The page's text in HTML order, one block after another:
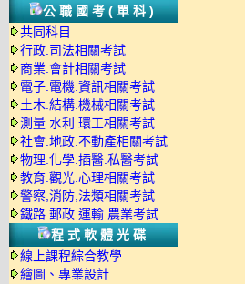
公職國考(單科)
共同科目
行政.司法相關考試
商業.會計相關考試
電子.電機.資訊相關考試
土木.結構.機械相關考試
測量.水利.環工相關考試
社會.地政.不動產相關考試
物理.化學.插醫.私醫考試
教育.觀光.心理相關考試
警察,消防,法類相關考試
鐵路.郵政.運輸.農業考試
程式軟體光碟
線上課程綜合教學
繪圖、專業設計